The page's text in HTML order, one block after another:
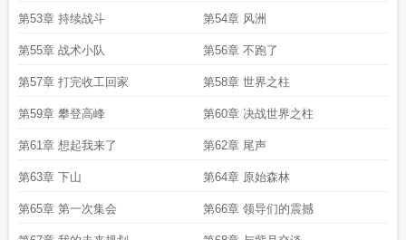
第53章 持续战斗 第54章 风洲
第55章 战术小队 第56章 不跑了
第57章 打完收工回家 第58章 世界之柱
第59章 攀登高峰 第60章 决战世界之柱
第61章 想起我来了 第62章 尾声
第63章 下山 第64章 原始森林
第65章 第一次集会 第66章 领导们的震撼